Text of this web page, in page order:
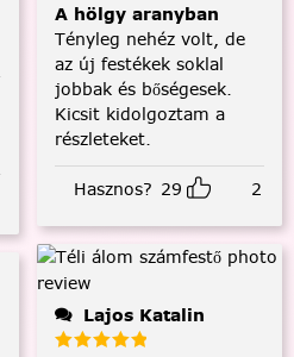
A hölgy aranyban
Tényleg nehéz volt, de
az új festékek soklal
jobbak és bőségesek.
Kicsit kidolgoztam a
részleteket.
Hasznos? 29 2
Lajos Katalin